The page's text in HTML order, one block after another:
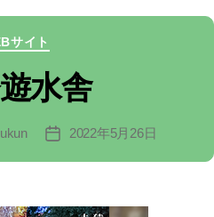
カ
テ
ゴ
リ
サイト
水舎
投
2022年5月26日